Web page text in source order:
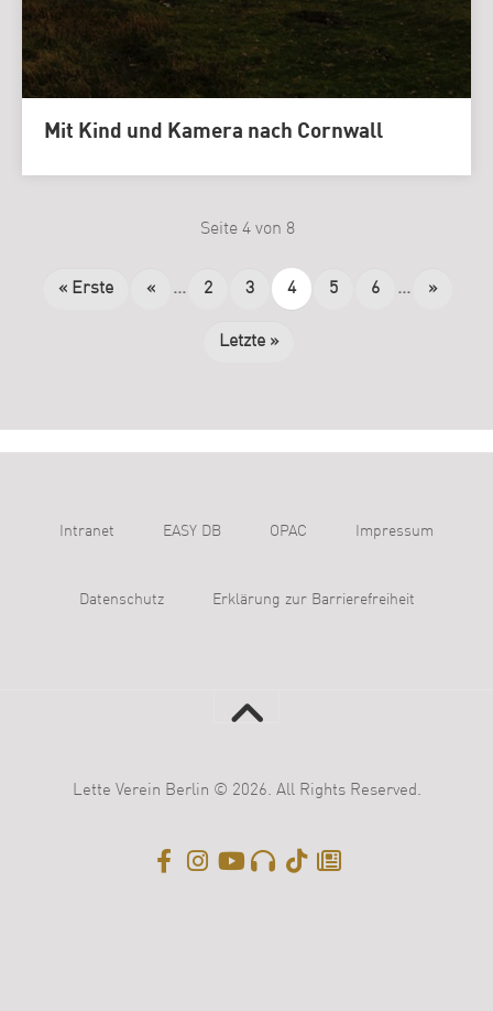
Mit Kind und Kamera nach Cornwall
Seite 4 von 8
« Erste « ... 2 3 4 5 6 ... »
Letzte »
Intranet EASY DB OPAC Impressum
Datenschutz Erklärung zur Barrierefreiheit
Lette Verein Berlin © 2026. All Rights Reserved.